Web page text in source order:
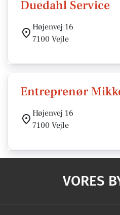
Duedahl Service
Højenvej 16
7100 Vejle
Entreprenør
Højenvej 16
7100 Vejle
VORES